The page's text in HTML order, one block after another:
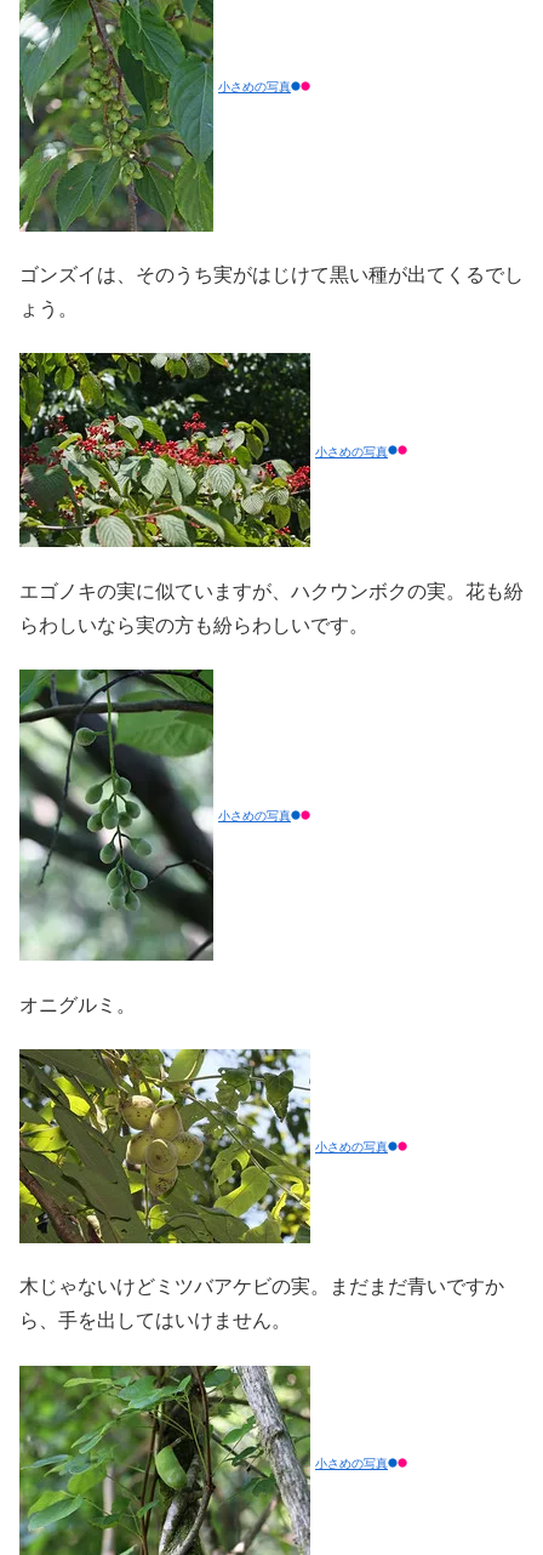
小さめの写真
ゴンズイは、そのうち実がはじけて黒い種が出てくるでし
ょう。
小さめの写真
エゴノキの実に似ていますが、ハクウンボクの実。花も紛
らわしいなら実の方も紛らわしいです。
小さめの写真
オニグルミ。
小さめの写真
木じゃないけどミツバアケビの実。まだまだ青いですか
ら、手を出してはいけません。
小さめの写真